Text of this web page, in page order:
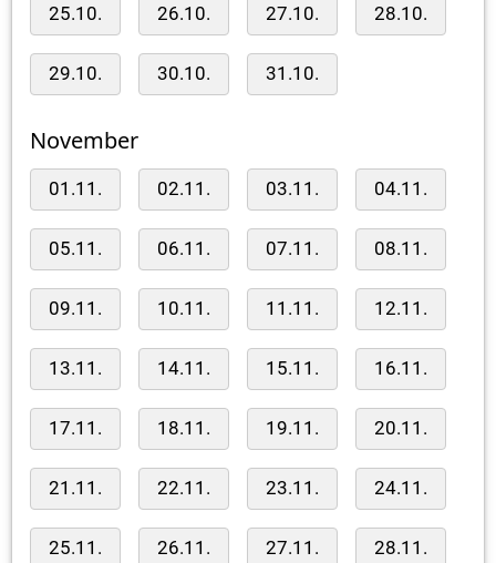
25.10. 26.10. 27.10. 28.10.
29.10. 30.10. 31.10.
November
01.11. 02.11. 03.11. 04.11.
05.11. 06.11. 07.11. 08.11.
09.11. 10.11. 11.11. 12.11.
13.11. 14.11. 15.11. 16.11.
17.11. 18.11. 19.11. 20.11.
21.11. 22.11. 23.11. 24.11.
25.11. 26.11. 27.11. 28.11.